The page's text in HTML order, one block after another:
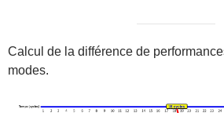
Calcul de la différence de
modes.